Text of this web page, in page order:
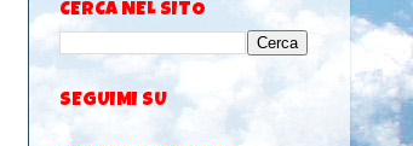
CERCA NEL SITO
SEGUIMI SU